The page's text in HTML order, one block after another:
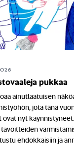
pukkaa
ainutlaatuisen
jota tänä
ovat nyt
ehdokkaisiin ja